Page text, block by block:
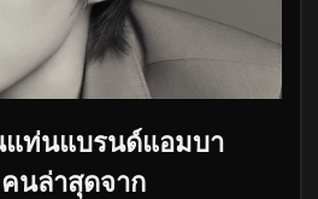
แท่นแบรนด์แอมบา
นล่าสุดจาก